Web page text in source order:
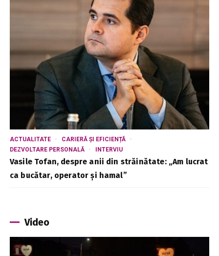
ACTUALITATE
CARIERĂ ȘI EFICIENȚĂ
DEZVOLTARE PERSONALĂ
INTERVIU
Vasile Tofan, despre anii din străinătate: „Am lucrat
ca bucătar, operator și hamal”
Video